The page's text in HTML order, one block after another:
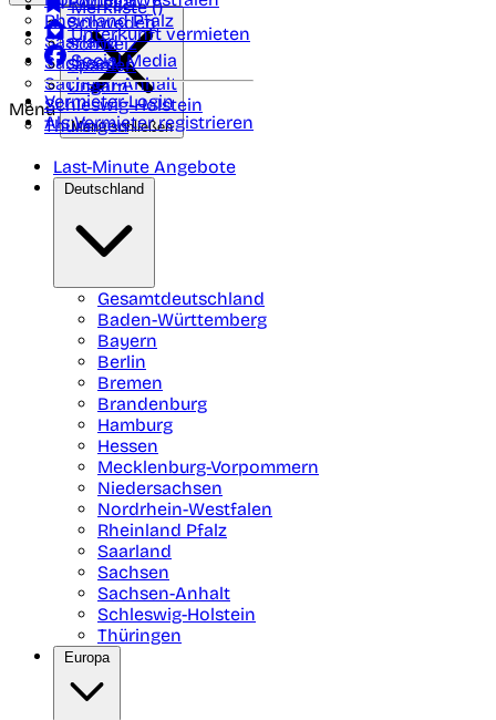
Rheinland Pfalz
Saarland
Sachsen
Sachsen-Anhalt
Schleswig-Holstein
Thüringen
Schweden
Schweiz
Spanien
Ungarn
Merkliste ()
Unterkunft vermieten
Social Media
Vermieter-Login
Als Vermieter registrieren
Menü
Menü schließen
Last-Minute Angebote
Deutschland
Gesamtdeutschland
Baden-Württemberg
Bayern
Berlin
Bremen
Brandenburg
Hamburg
Hessen
Mecklenburg-Vorpommern
Niedersachsen
Nordrhein-Westfalen
Rheinland Pfalz
Saarland
Sachsen
Sachsen-Anhalt
Schleswig-Holstein
Thüringen
Europa